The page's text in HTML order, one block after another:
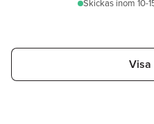
Skickas inom 10-